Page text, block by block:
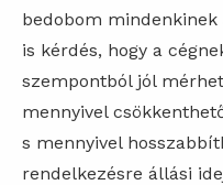
bedobom mindenkinek
is kérdés, hogy a
szempontból jól
mennyivel
s mennyivel
rendelkezésre állási